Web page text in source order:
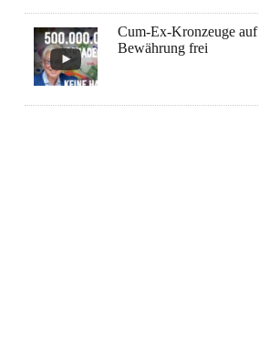
Cum-Ex-Kronzeuge auf
Bewährung frei